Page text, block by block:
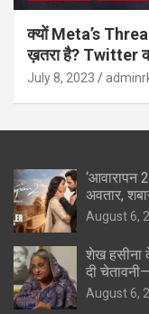
क्यों Meta’s
ख़तरा है? Twitter
July 8, 2023
‘आवारापन
अवतार,
August 6,
शेख हसीना
दी
August 6,